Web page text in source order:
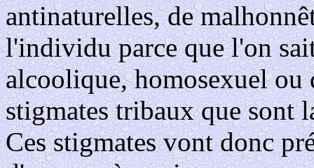
antinaturelles, de
l'individu parce que l'on
alcoolique, homosexuel ou
stigmates tribaux que sont
Ces stigmates vont donc